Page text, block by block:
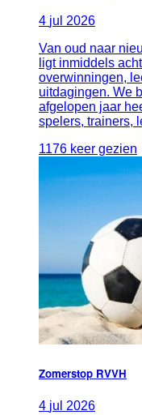
4 jul 2026
Van oud naar
ligt inmiddels
overwinningen,
uitdagingen. We
afgelopen jaar
spelers, trainers,
1176 keer gezien
Zomerstop RVVH
4 jul 2026